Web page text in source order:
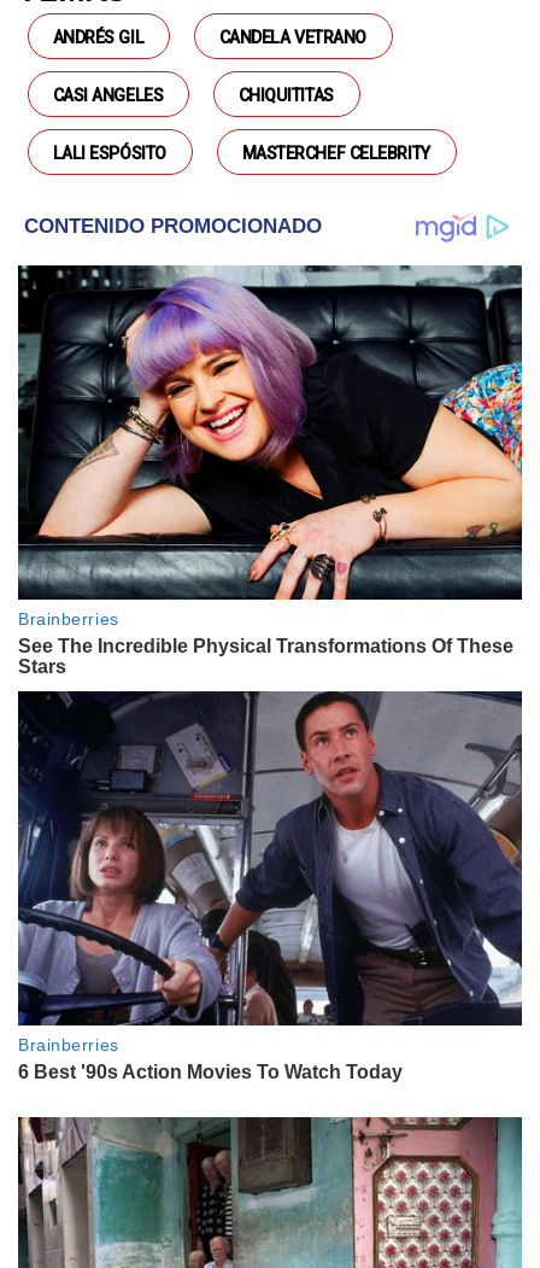
ANDRÉS GIL CANDELA VETRANO
CASI ANGELES CHIQUITITAS
LALI ESPÓSITO MASTERCHEF CELEBRITY